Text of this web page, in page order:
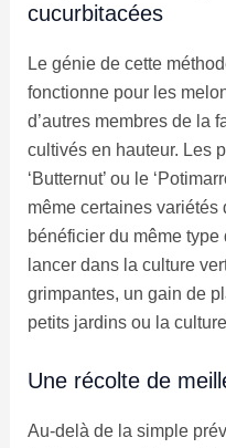
cucurbitacées
Le génie de cette
fonctionne pour les
d’autres membres de la
cultivés en hauteur. Les
‘Butternut’ ou le
même certaines
bénéficier du même
lancer dans la culture
grimpantes, un gain de
petits jardins ou la
Une récolte de
Au-delà de la simple